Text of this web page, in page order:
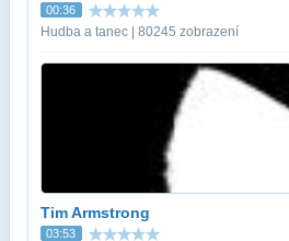
00:36
Hudba a tanec | 80245 zobrazení
Tim Armstrong
03:53